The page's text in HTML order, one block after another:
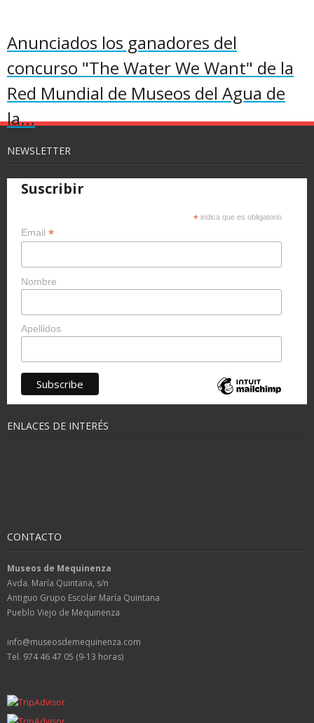
Anunciados los ganadores del
concurso "The Water We Want" de la
Red Mundial de Museos del Agua de
la...
NEWSLETTER
Suscribir
* indica que es obligatorio
Email *
Nombre
Apellidos
ENLACES DE INTERÉS
CONTACTO
Museos de Mequinenza
Avda. María Quintana, s/n
Antiguo Grupo Escolar María Quintana
Pueblo Viejo de Mequinenza
info@museosdemequinenza.com
Tel. 974 46 47 05 (9-13 horas)